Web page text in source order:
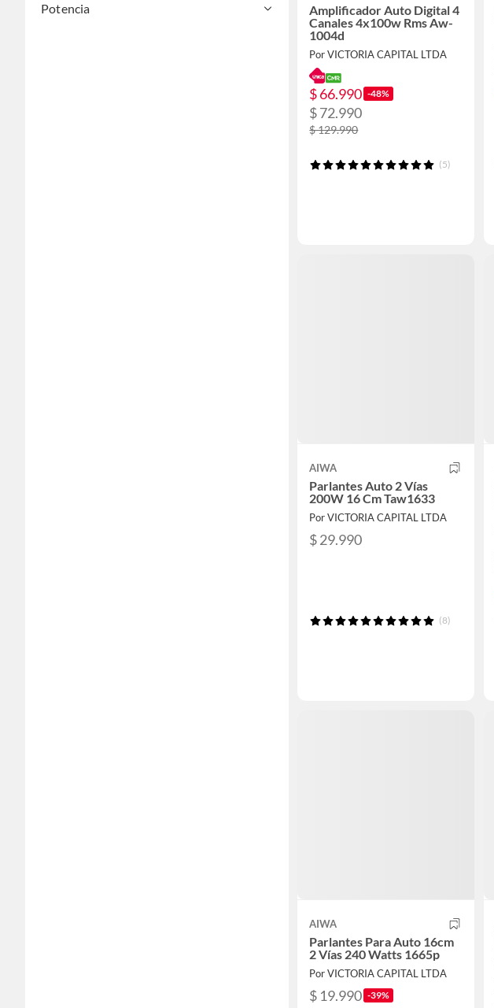
Potencia
Amplificador Auto Digital 4
Canales 4x100w Rms Aw-
1004d
Por VICTORIA CAPITAL LTDA
$ 66.990 -48%
$ 72.990
$ 129.990
(5)
AIWA
Parlantes Auto 2 Vías
200W 16 Cm Taw1633
Por VICTORIA CAPITAL LTDA
$ 29.990
(8)
AIWA
Parlantes Para Auto 16cm
2 Vías 240 Watts 1665p
Por VICTORIA CAPITAL LTDA
$ 19.990 -39%